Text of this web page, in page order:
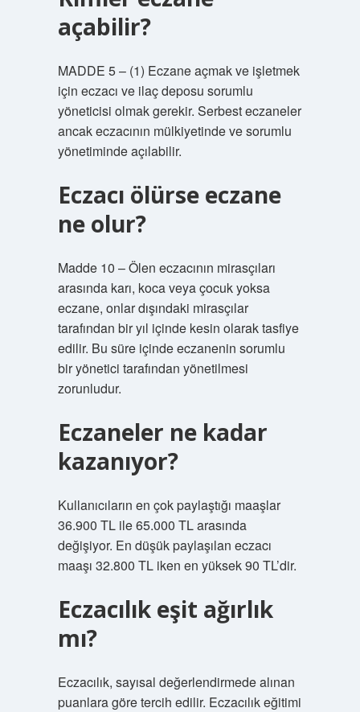
açabilir?
MADDE 5 – (1) Eczane açmak ve işletmek
için eczacı ve ilaç deposu sorumlu
yöneticisi olmak gerekir. Serbest eczaneler
ancak eczacının mülkiyetinde ve sorumlu
yönetiminde açılabilir.
Eczacı ölürse eczane
ne olur?
Madde 10 – Ölen eczacının mirasçıları
arasında karı, koca veya çocuk yoksa
eczane, onlar dışındaki mirasçılar
tarafından bir yıl içinde kesin olarak tasfiye
edilir. Bu süre içinde eczanenin sorumlu
bir yönetici tarafından yönetilmesi
zorunludur.
Eczaneler ne kadar
kazanıyor?
Kullanıcıların en çok paylaştığı maaşlar
36.900 TL ile 65.000 TL arasında
değişiyor. En düşük paylaşılan eczacı
maaşı 32.800 TL iken en yüksek 90 TL’dir.
Eczacılık eşit ağırlık
mı?
Eczacılık, sayısal değerlendirmede alınan
puanlara göre tercih edilir. Eczacılık eğitimi